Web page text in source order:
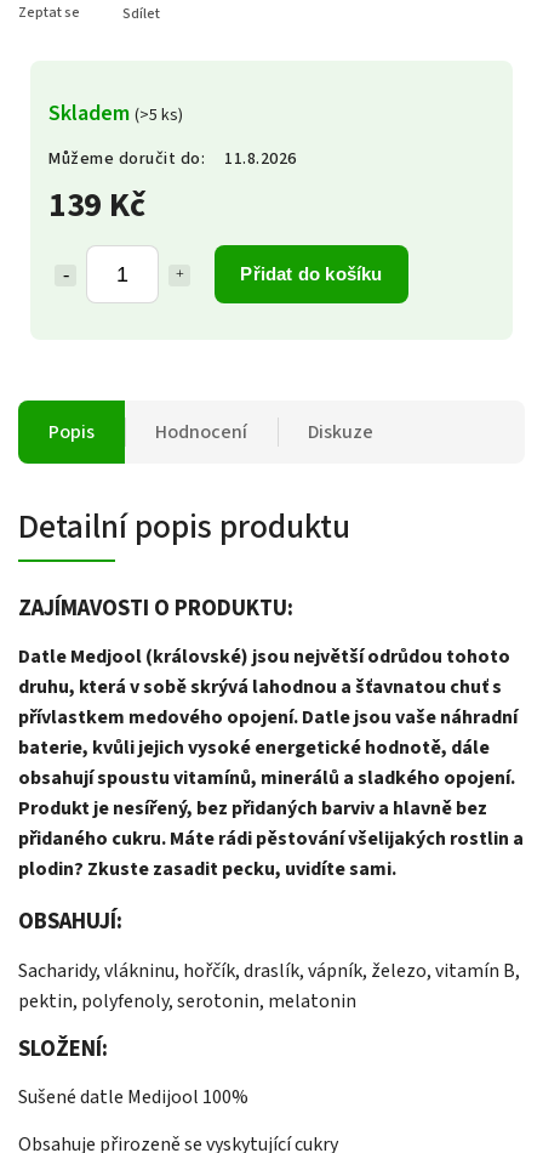
139 Kč
Přidat do košíku
Skladem (>5 ks)
Můžeme doručit do:
11.8.2026
Zeptat se Sdílet
Popis Hodnocení Diskuze
Detailní popis produktu
ZAJÍMAVOSTI O PRODUKTU:
Datle Medjool (královské) jsou největší odrůdou tohoto
druhu, která v sobě skrývá lahodnou a šťavnatou chuť s
přívlastkem medového opojení. Datle jsou vaše náhradní
baterie, kvůli jejich vysoké energetické hodnotě, dále
obsahují spoustu vitamínů, minerálů a sladkého opojení.
Produkt je nesířený, bez přidaných barviv a hlavně bez
přidaného cukru. Máte rádi pěstování všelijakých rostlin a
plodin? Zkuste zasadit pecku, uvidíte sami.
OBSAHUJÍ:
Sacharidy, vlákninu, hořčík, draslík, vápník, železo, vitamín B,
pektin, polyfenoly, serotonin, melatonin
SLOŽENÍ:
Sušené datle Medijool 100%
Obsahuje přirozeně se vyskytující cukry